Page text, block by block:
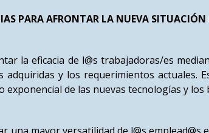
PARA AFRONTAR LA NUEVA
la eficacia de l@s trabajadoras/es
adquiridas y los requerimientos actuales.
exponencial de las nuevas tecnologías y